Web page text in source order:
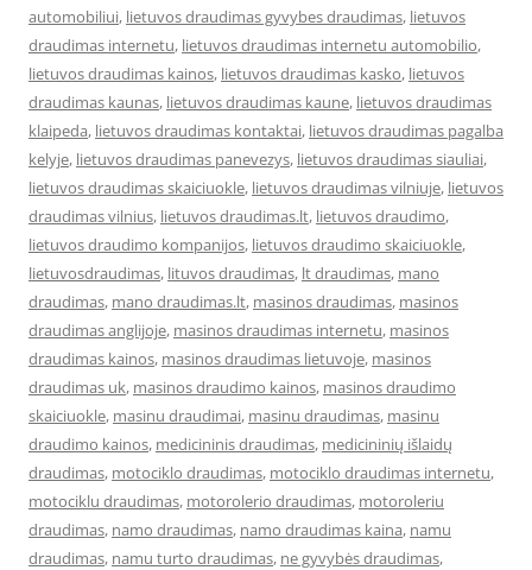
automobiliui, lietuvos draudimas gyvybes draudimas, lietuvos
draudimas internetu, lietuvos draudimas internetu automobilio,
lietuvos draudimas kainos, lietuvos draudimas kasko, lietuvos
draudimas kaunas, lietuvos draudimas kaune, lietuvos draudimas
klaipeda, lietuvos draudimas kontaktai, lietuvos draudimas pagalba
kelyje, lietuvos draudimas panevezys, lietuvos draudimas siauliai,
lietuvos draudimas skaiciuokle, lietuvos draudimas vilniuje, lietuvos
draudimas vilnius, lietuvos draudimas.lt, lietuvos draudimo,
lietuvos draudimo kompanijos, lietuvos draudimo skaiciuokle,
lietuvosdraudimas, lituvos draudimas, lt draudimas, mano
draudimas, mano draudimas.lt, masinos draudimas, masinos
draudimas anglijoje, masinos draudimas internetu, masinos
draudimas kainos, masinos draudimas lietuvoje, masinos
draudimas uk, masinos draudimo kainos, masinos draudimo
skaiciuokle, masinu draudimai, masinu draudimas, masinu
draudimo kainos, medicininis draudimas, medicininių išlaidų
draudimas, motociklo draudimas, motociklo draudimas internetu,
motociklu draudimas, motorolerio draudimas, motoroleriu
draudimas, namo draudimas, namo draudimas kaina, namu
draudimas, namu turto draudimas, ne gyvybės draudimas,